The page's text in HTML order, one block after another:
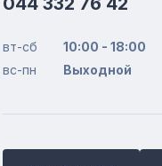
вт-сб
10:00 - 18:00
вс-пн
Выходной